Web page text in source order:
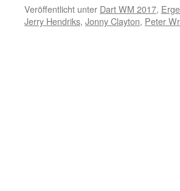
Veröffentlicht unter Dart WM 2017,
Jerry Hendriks, Jonny Clayton, Peter